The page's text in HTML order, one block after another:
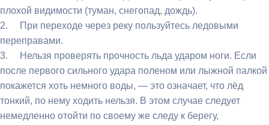
плохой видимости (туман, снегопад, дождь).
2. При переходе через реку пользуйтесь ледовыми
переправами.
3. Нельзя проверять прочность льда ударом ноги. Если
после первого сильного удара поленом или лыжной палкой
покажется хоть немного воды, — это означает, что лёд
тонкий, по нему ходить нельзя. В этом случае следует
немедленно отойти по своему же следу к берегу,